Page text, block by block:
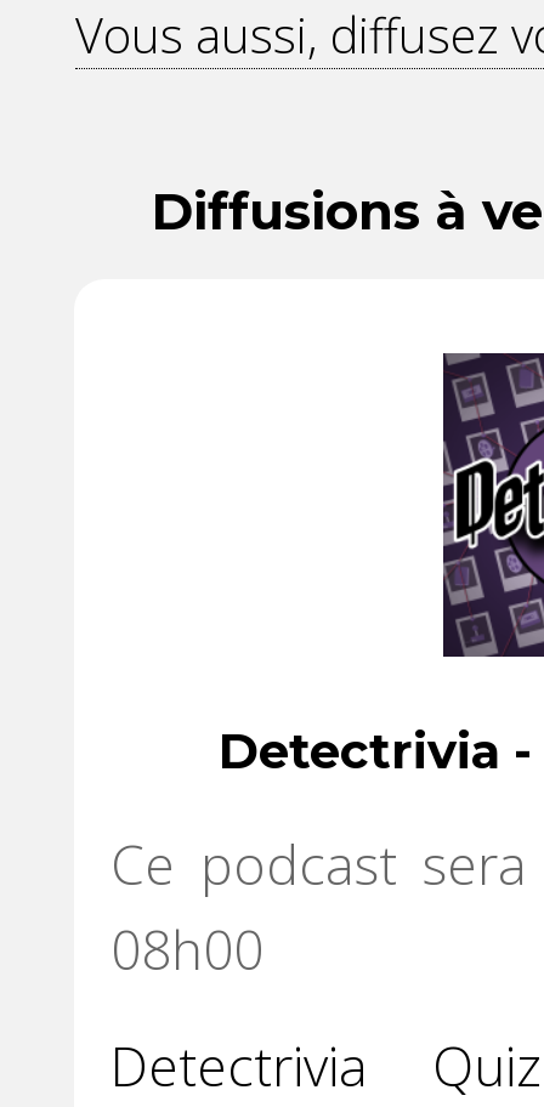
Vous aussi, diffusez
Diffusions à
Detectrivia -
Ce podcast
08h00
Detectrivia